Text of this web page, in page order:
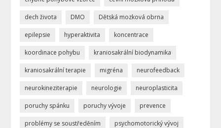
dech života DMO Dětská mozková obrna
epilepsie hyperaktivita koncentrace
koordinace pohybu kraniosakrální biodynamika
kraniosakrální terapie migréna neurofeedback
neurokineziterapie neurologie neuroplasticita
poruchy spánku poruchy vývoje prevence
problémy se soustředěním psychomotorický vývoj